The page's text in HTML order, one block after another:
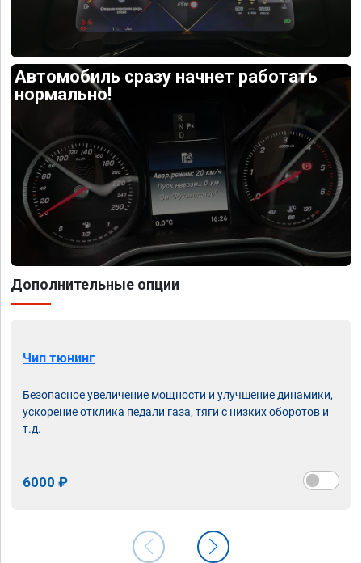
Автомобиль сразу начнет работать
нормально!
Дополнительные опции
Чип тюнинг
Безопасное увеличение мощности и улучшение динамики,
ускорение отклика педали газа, тяги с низких оборотов и
т.д.
6000 ₽